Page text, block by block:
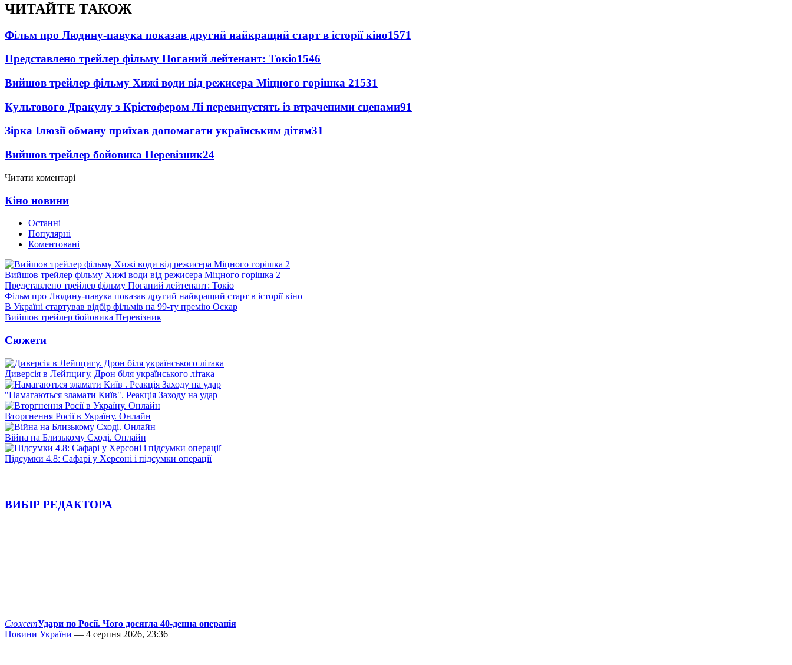
ЧИТАЙТЕ ТАКОЖ
Фільм про Людину-павука показав другий найкращий старт в історії кіно1571
Представлено трейлер фільму Поганий лейтенант: Токіо1546
Вийшов трейлер фільму Хижі води від режисера Міцного горішка 21531
Культового Дракулу з Крістофером Лі перевипустять із втраченими сценами91
Зірка Ілюзії обману приїхав допомагати українським дітям31
Вийшов трейлер бойовика Перевізник24
Читати коментарі
Кіно новини
Останні
Популярні
Коментовані
Вийшов трейлер фільму Хижі води від режисера Міцного горішка 2
Представлено трейлер фільму Поганий лейтенант: Токіо
Фільм про Людину-павука показав другий найкращий старт в історії кіно
В Україні стартував відбір фільмів на 99-ту премію Оскар
Вийшов трейлер бойовика Перевізник
Сюжети
Диверсія в Лейпцигу. Дрон біля українського літака
"Намагаються зламати Київ". Реакція Заходу на удар
Вторгнення Росії в Україну. Онлайн
Війна на Близькому Сході. Онлайн
Підсумки 4.8: Сафарі у Херсоні і підсумки операції
ВИБІР РЕДАКТОРА
СюжетУдари по Росії. Чого досягла 40-денна операція
Новини України — 4 серпня 2026, 23:36